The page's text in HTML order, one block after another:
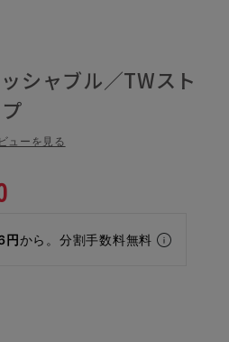
シャブル／TWスト
ューを見る
円から。分割手数料無料